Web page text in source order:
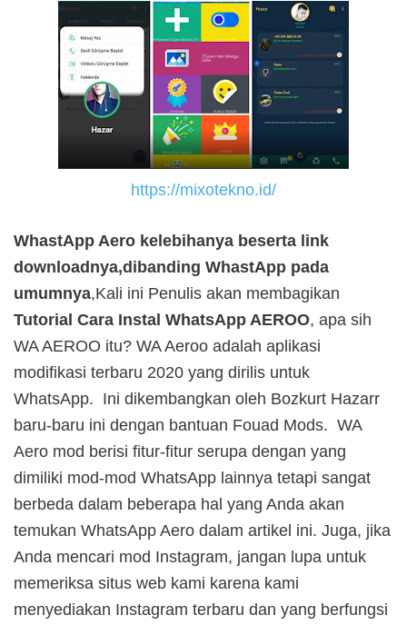
https://mixotekno.id/
WhastApp Aero kelebihanya beserta link
downloadnya,dibanding WhastApp pada
umumnya,Kali ini Penulis akan membagikan
Tutorial Cara Instal WhatsApp AEROO, apa sih
WA AEROO itu? WA Aeroo adalah aplikasi
modifikasi terbaru 2020 yang dirilis untuk
WhatsApp. Ini dikembangkan oleh Bozkurt Hazarr
baru-baru ini dengan bantuan Fouad Mods. WA
Aero mod berisi fitur-fitur serupa dengan yang
dimiliki mod-mod WhatsApp lainnya tetapi sangat
berbeda dalam beberapa hal yang Anda akan
temukan WhatsApp Aero dalam artikel ini. Juga, jika
Anda mencari mod Instagram, jangan lupa untuk
memeriksa situs web kami karena kami
menyediakan Instagram terbaru dan yang berfungsi